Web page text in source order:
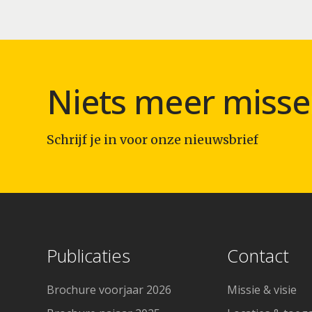
Niets meer
Schrijf je in voor onze nieuwsbrief
Publicaties
Brochure voorjaar 2026
Contact
Missie & visie